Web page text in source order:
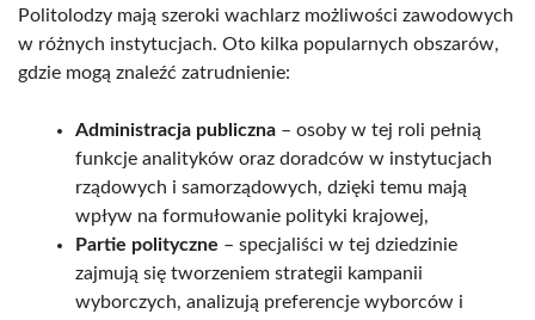
Politolodzy mają szeroki wachlarz możliwości zawodowych
w różnych instytucjach. Oto kilka popularnych obszarów,
gdzie mogą znaleźć zatrudnienie:
Administracja publiczna – osoby w tej roli pełnią
funkcje analityków oraz doradców w instytucjach
rządowych i samorządowych, dzięki temu mają
wpływ na formułowanie polityki krajowej,
Partie polityczne – specjaliści w tej dziedzinie
zajmują się tworzeniem strategii kampanii
wyborczych, analizują preferencje wyborców i